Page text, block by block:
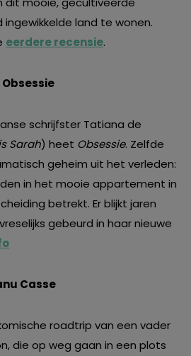
land te wonen.
eerdere recensie.
schrijfster Tatiana de
Sarah) heet Obsessie. Zelfde
geheim uit het verleden:
in het mooie appartement in
betrekt. Er blijkt jaren
gebeurd in haar nieuwe
Casse
roadtrip van een vader
die op weg gaan in een plots